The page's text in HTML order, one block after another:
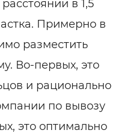
в 1,5
Примерно в
разместить
Во-первых, это
и рационально
по вывозу
это оптимально